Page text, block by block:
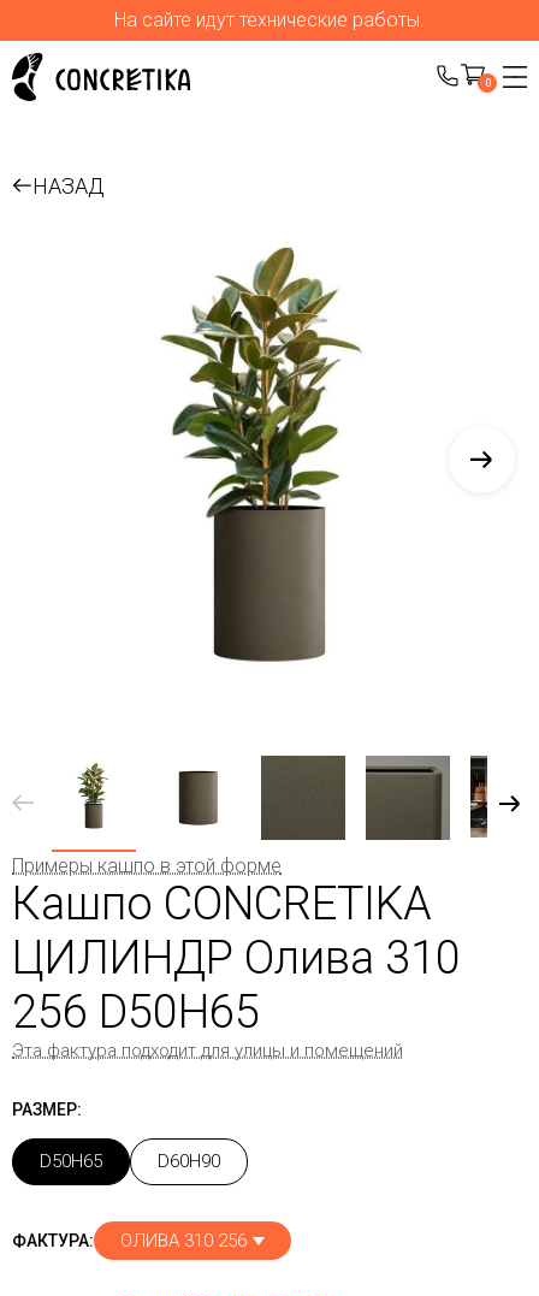
На сайте идут технические работы.
0
НАЗАД
Примеры кашпо в этой форме
Кашпо CONCRETIKA
ЦИЛИНДР Олива 310
256 D50H65
Эта фактура подходит для улицы и помещений
РАЗМЕР:
D50H65 D60H90
ФАКТУРА: ОЛИВА 310 256